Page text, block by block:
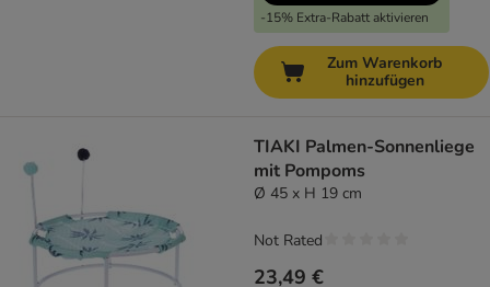
-15% Extra-Rabatt aktivieren
Zum Warenkorb
hinzufügen
TIAKI Palmen-Sonnenliege
mit Pompoms
Ø 45 x H 19 cm
23,49 €
Not Rated